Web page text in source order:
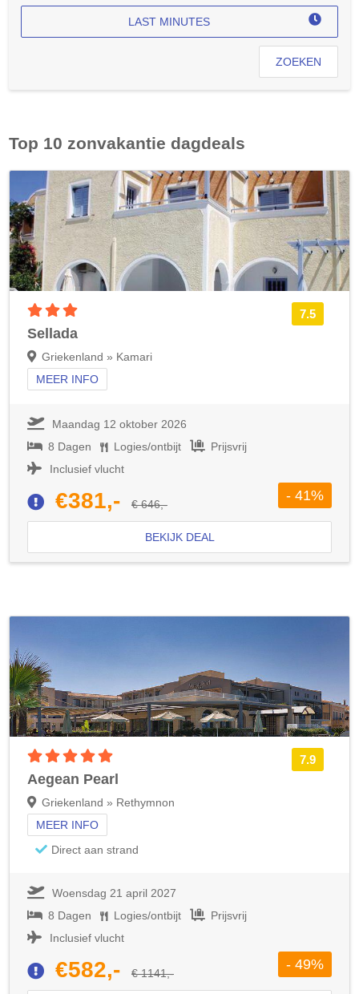
LAST MINUTES
ZOEKEN
Top 10 zonvakantie dagdeals
7.5
Sellada
Griekenland » Kamari
MEER INFO
Maandag 12 oktober 2026
8 Dagen
Logies/ontbijt
Prijsvrij
Inclusief vlucht
€381,- € 646,-
- 41%
BEKIJK DEAL
7.9
Aegean Pearl
Griekenland » Rethymnon
MEER INFO
Direct aan strand
Woensdag 21 april 2027
8 Dagen
Logies/ontbijt
Prijsvrij
Inclusief vlucht
€582,- € 1141,-
- 49%